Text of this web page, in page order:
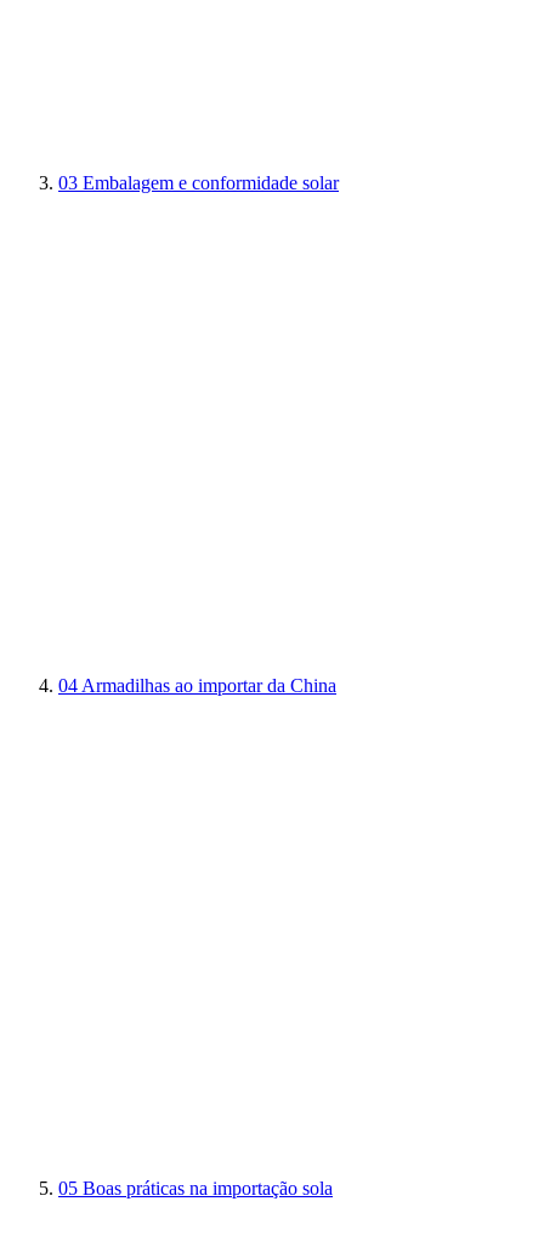
03 Embalagem e conformidade solar
04 Armadilhas ao importar da China
05 Boas práticas na importação sola